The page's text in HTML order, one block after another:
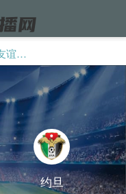
国际友谊直播
约旦